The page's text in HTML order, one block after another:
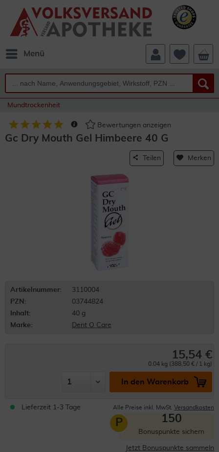
Menü
Mundtrockenheit
Bewertungen anzeigen
Gc Dry Mouth Gel Himbeere 40 G
Teilen Merken
Artikelnummer:
3110004
PZN:
03744824
Inhalt:
40 g
Marke:
Dent O Care
15,54 €
0.04 kg (388,50 € / 1 kg)
In den Warenkorb
Lieferzeit 1-3 Tage Alle Preise inkl. MwSt. Versandkosten
P 150
Bonuspunkte sichern
Jetzt Bonuspunkte sammeln